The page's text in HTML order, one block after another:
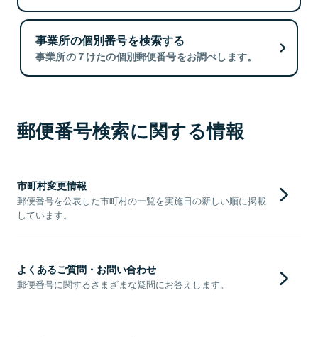
事業所の個別番号を検索する
事業所の７けたの個別郵便番号をお調べします。
郵便番号検索に関する情報
市町村変更情報
郵便番号を公表した市町村の一覧を実施日の新しい順に掲載
しています。
よくあるご質問・お問い合わせ
郵便番号に関するさまざまな疑問にお答えします。